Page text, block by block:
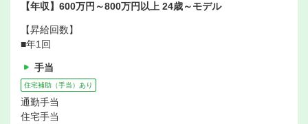
【年収】600万円～800万円以上 24歳～モデル
【昇給回数】
■年1回
手当
住宅補助（手当）あり
通勤手当
住宅手当